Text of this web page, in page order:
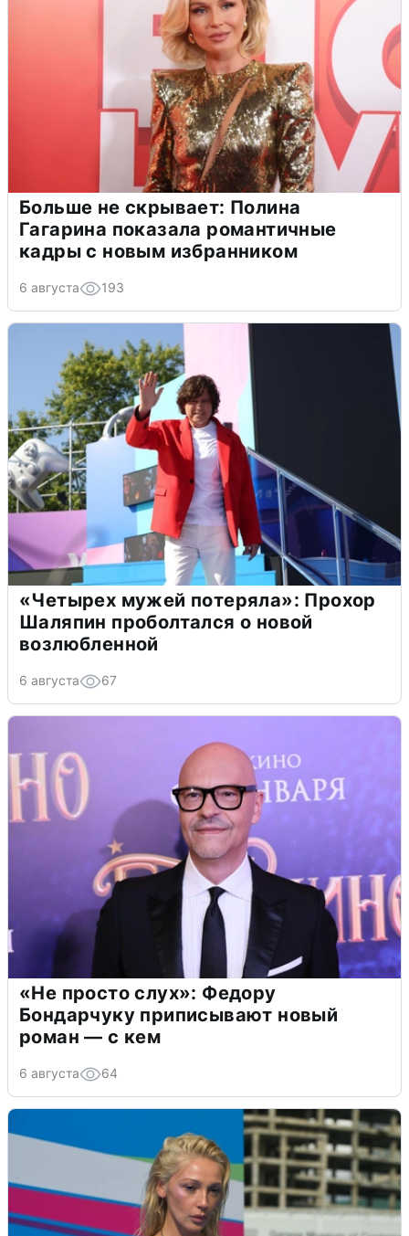
Больше не скрывает: Полина
Гагарина показала романтичные
кадры с новым избранником
6 августа 193
«Четырех мужей потеряла»: Прохор
Шаляпин проболтался о новой
возлюбленной
6 августа 67
«Не просто слух»: Федору
Бондарчуку приписывают новый
роман — с кем
6 августа 64